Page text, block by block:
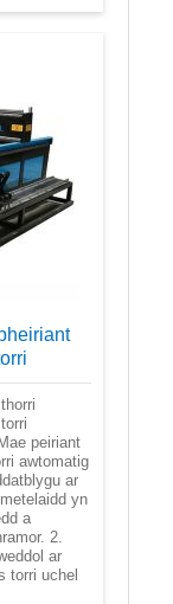
peiriant
awtomatig
ar
yn
a
2.
ar
torri uchel